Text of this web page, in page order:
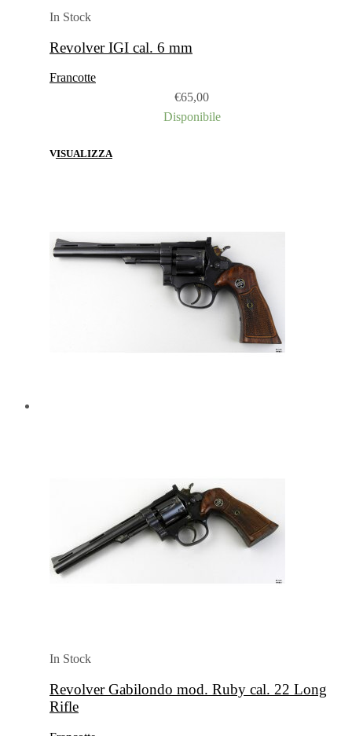
In Stock
Revolver IGI cal. 6 mm
Francotte
€65,00
Disponibile
VISUALIZZA
In Stock
Revolver Gabilondo mod. Ruby cal. 22 Long
Rifle